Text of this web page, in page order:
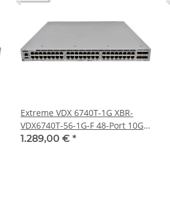
Extreme VDX 6740T-1G XBR-
VDX6740T-56-1G-F 48-Port 10G
RJ-45 Ethernet Switch 4x 40G
1.289,00 €*